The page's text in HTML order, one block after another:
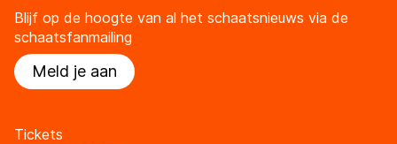
Blijf op de hoogte van al het schaatsnieuws via de
schaatsfanmailing
Meld je aan
Tickets